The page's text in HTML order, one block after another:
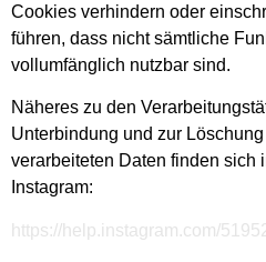
Cookies verhindern oder
führen, dass nicht sämtliche
vollumfänglich nutzbar sind.
Näheres zu den
Unterbindung und zur
verarbeiteten Daten finden sich
Instagram:
https://help.instagram.com/